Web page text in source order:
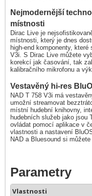
Nejmodernější
místnosti
Dirac Live je
místnosti, který je dnes
high-end komponenty,
V3i. S Dirac Live můžete
korekcí jak časování, tak
kalibračního mikrofonu a
Vestavěný hi-res
NAD T 758 V3i má
umožní streamovat
místní hudební knihovny,
hudebních služeb jako jsou
ovládat pomocí aplikace v
vlastnosti a nastavení
NAD a Bluesound si můžete
Parametry
Vlastnosti